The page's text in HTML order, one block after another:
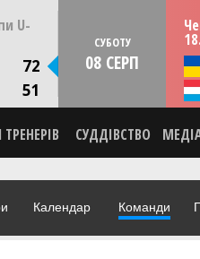
U-
72
51
14:30
СУБОТУ
08 СЕРП
СУДДІВСТВО
Календар Команди